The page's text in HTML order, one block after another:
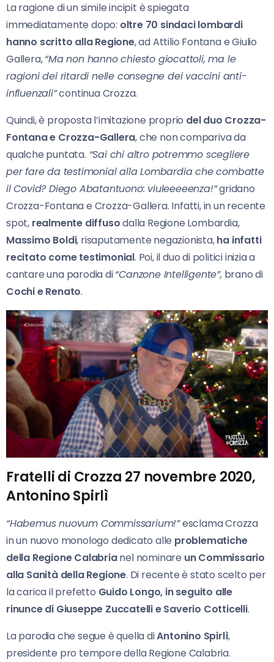
La ragione di un simile incipit è spiegata
immediatamente dopo: oltre 70 sindaci lombardi
hanno scritto alla Regione, ad Attilio Fontana e Giulio
Gallera,“Ma non hanno chiesto giocattoli, ma le
ragioni dei ritardi nelle consegne dei vaccini anti-
influenzali”continua Crozza.
Quindi, è proposta l’imitazione proprio del duo Crozza-
Fontana e Crozza-Gallera, che non compariva da
qualche puntata. “Sai chi altro potremmo scegliere
per fare da testimonial alla Lombardia che combatte
il Covid? Diego Abatantuono: viuleeeeenza!”gridano
Crozza-Fontana e Crozza-Gallera. Infatti, in un recente
spot, realmente diffusodalla Regione Lombardia,
Massimo Boldi, risaputamente negazionista,ha infatti
recitato come testimonial. Poi, il duo di politici inizia a
cantare una parodia di“Canzone Intelligente”, brano di
Cochi e Renato.
Fratelli di Crozza 27 novembre 2020,
Antonino Spirlì
“Habemus nuovum Commissarium!”esclama Crozza
in un nuovo monologo dedicato alle problematiche
della Regione Calabrianel nominare un Commissario
alla Sanità della Regione. Di recente è stato scelto per
la carica il prefetto Guido Longo, in seguito alle
rinunce di Giuseppe Zuccatelli e Saverio Cotticelli.
La parodia che segue è quella diAntonino Spirlì,
presidente pro tempore della Regione Calabria.